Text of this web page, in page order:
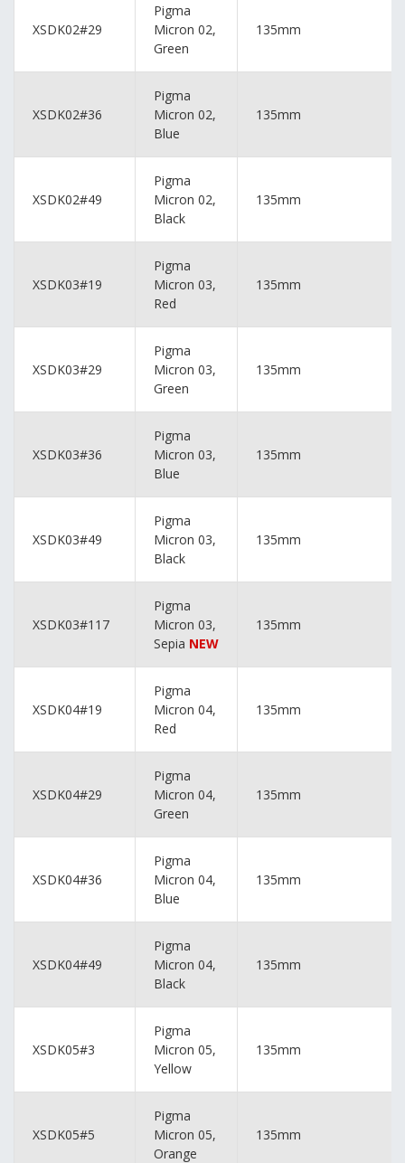
XSDK02#29
Pigma
Micron 02,
Green
135mm
XSDK02#36
Pigma
Micron 02,
Blue
135mm
XSDK02#49
Pigma
Micron 02,
Black
135mm
XSDK03#19
Pigma
Micron 03,
Red
135mm
XSDK03#29
Pigma
Micron 03,
Green
135mm
XSDK03#36
Pigma
Micron 03,
Blue
135mm
XSDK03#49
Pigma
Micron 03,
Black
135mm
XSDK03#117
Pigma
Micron 03,
Sepia NEW
135mm
XSDK04#19
Pigma
Micron 04,
Red
135mm
XSDK04#29
Pigma
Micron 04,
Green
135mm
XSDK04#36
Pigma
Micron 04,
Blue
135mm
XSDK04#49
Pigma
Micron 04,
Black
135mm
XSDK05#3
Pigma
Micron 05,
Yellow
135mm
XSDK05#5
Pigma
Micron 05,
Orange
135mm